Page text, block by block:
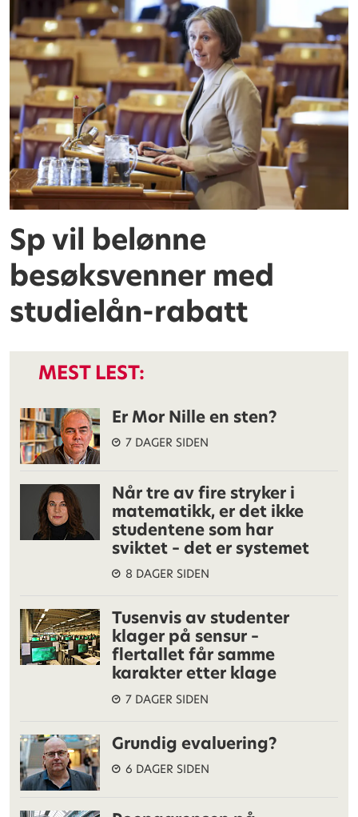
Sp vil belønne
besøksvenner med
studielån-rabatt
MEST LEST:
Er Mor Nille en sten?
7 DAGER SIDEN
Når tre av fire stryker i
matematikk, er det ikke
studentene som har
sviktet – det er systemet
8 DAGER SIDEN
Tusenvis av studenter
klager på sensur –
flertallet får samme
karakter etter klage
7 DAGER SIDEN
Grundig evaluering?
6 DAGER SIDEN